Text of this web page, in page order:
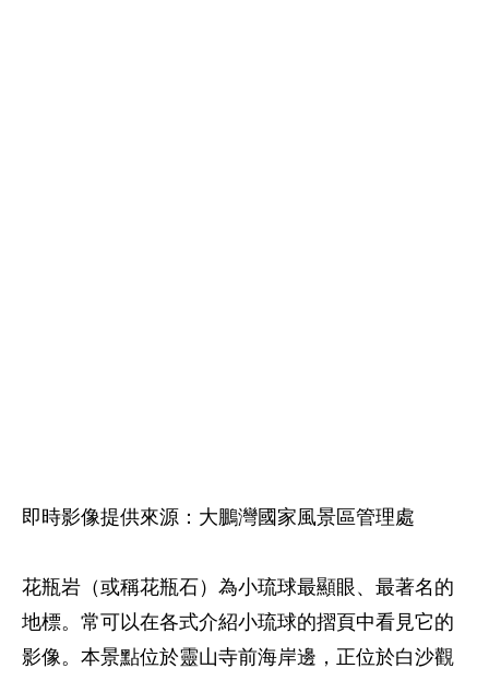
即時影像提供來源：大鵬灣國家風景區管理處
花瓶岩（或稱花瓶石）為小琉球最顯眼、最著名的
地標。常可以在各式介紹小琉球的摺頁中看見它的
影像。本景點位於靈山寺前海岸邊，正位於白沙觀